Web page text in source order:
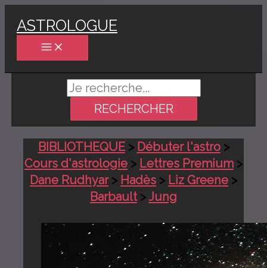
au
contenu
ASTROLOGUE
Rechercher :
BIBLIOTHEQUE> Débuter l'astro>
Cours d'astrologie > Lettres Premium >
Dane Rudhyar> Hadès > Liz Greene >
Barbault>Jung